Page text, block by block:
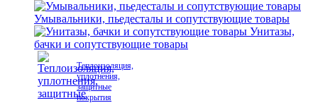
Умывальники, пьедесталы и сопутствующие товары
Унитазы,
бачки и сопутствующие товары
Теплоизоляция,
уплотнения,
защитные
покрытия